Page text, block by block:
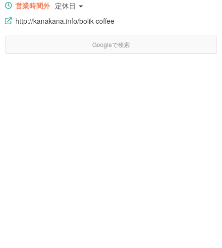
営業時間外 定休日
http://kanakana.info/bolik-coffee
Googleで検索